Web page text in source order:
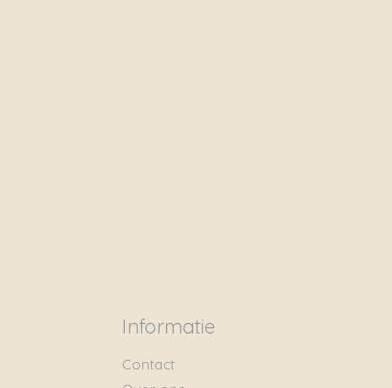
Informatie
Contact